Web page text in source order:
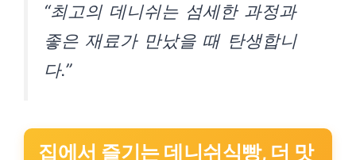
“최고의 데니쉬는 섬세한 과정과
좋은 재료가 만났을 때 탄생합니
다.”
집에서 즐기는 데니쉬식빵, 더 맛